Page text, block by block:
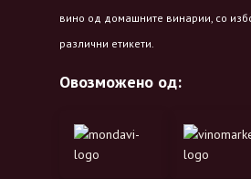
вино од домашните винарии, со
различни етикети.
Овозможено од: